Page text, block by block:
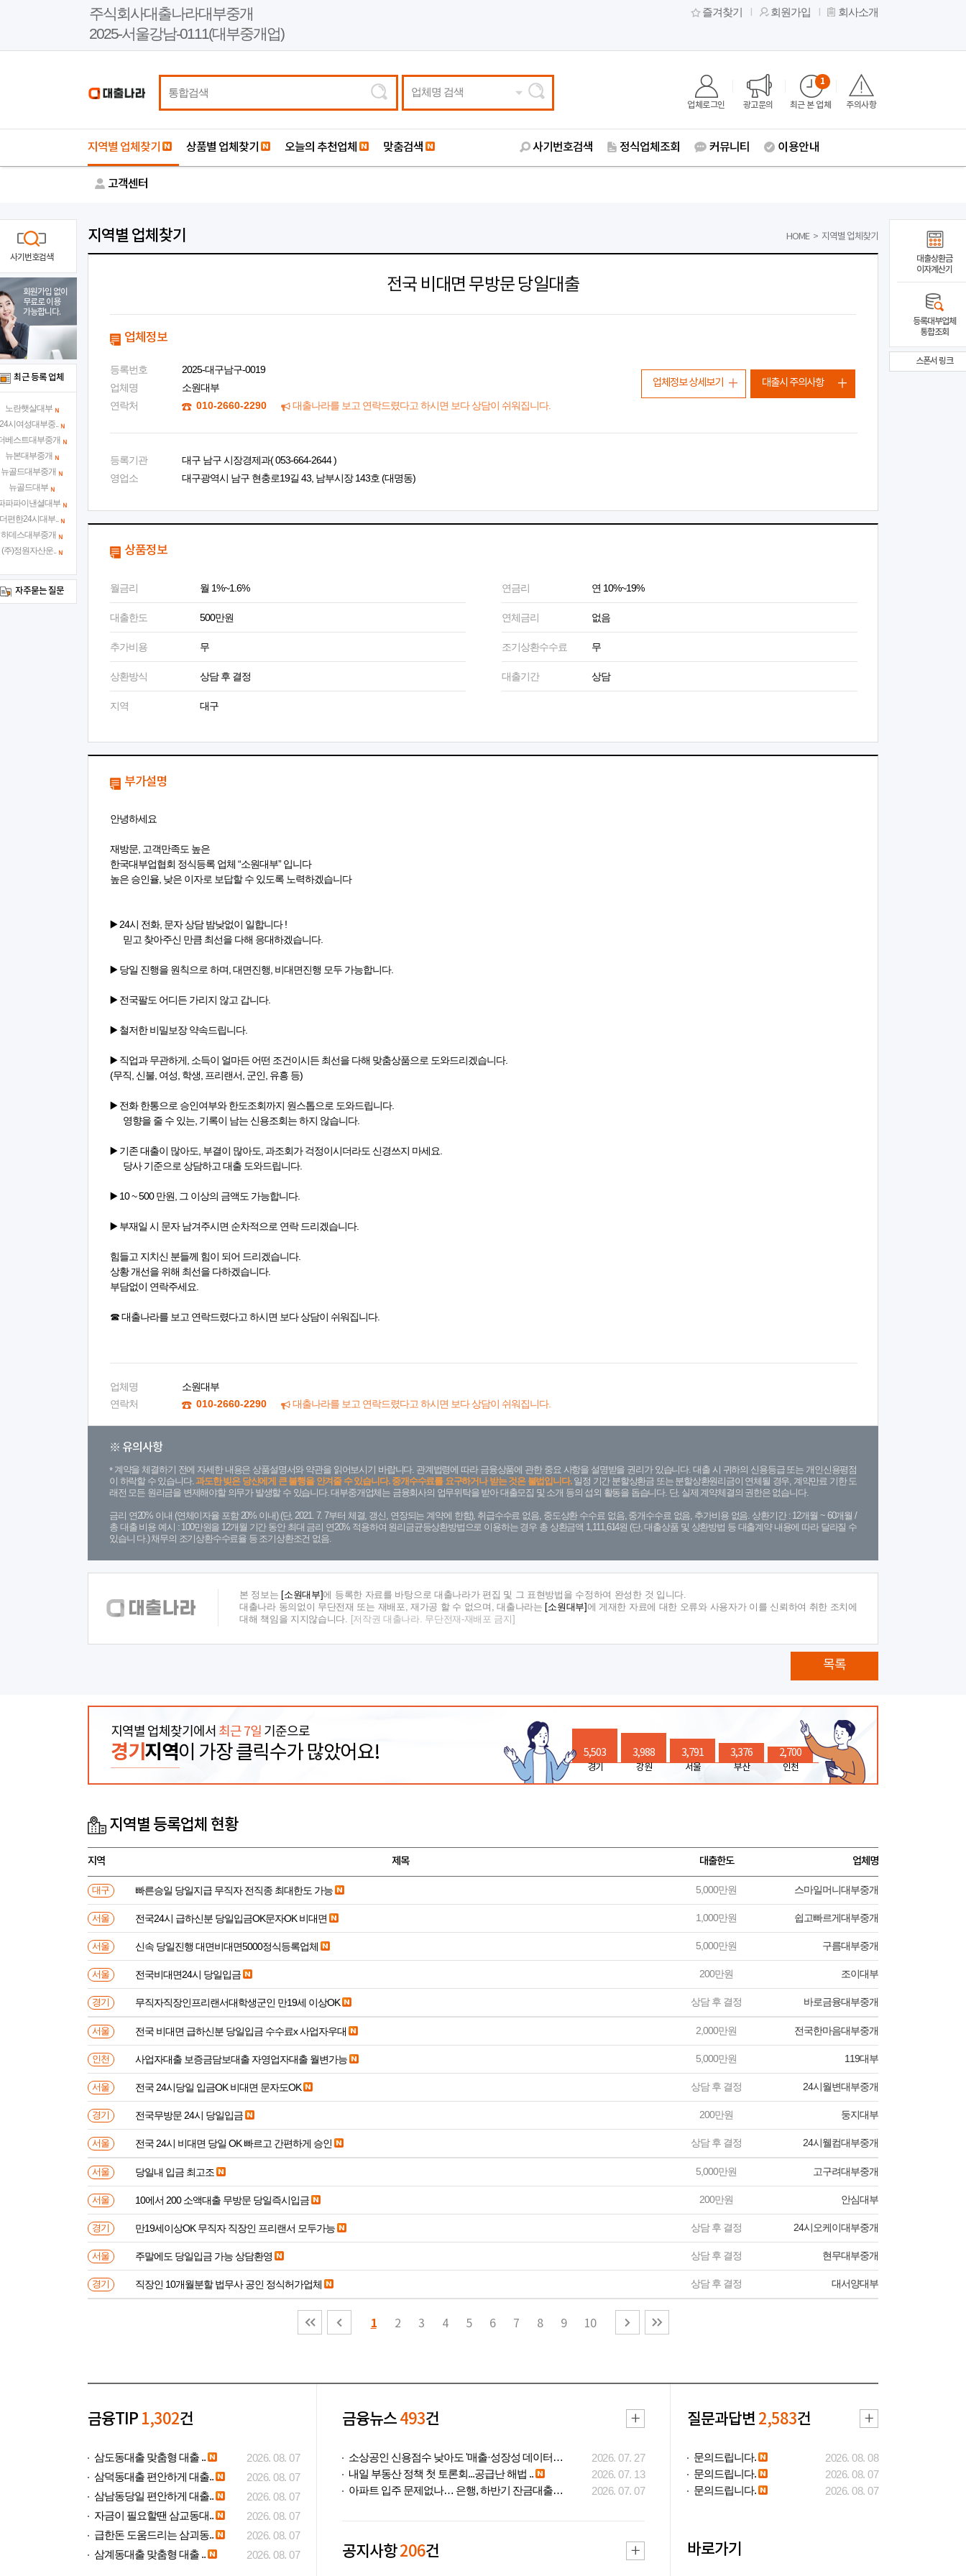
주식회사대출나라대부중개
2025-서울강남-0111(대부중개업)
즐겨찾기 회원가입 회사소개
업체명 검색
업체로그인 광고문의 최근 본 업체
1
주의사항
지역별 업체찾기 상품별 업체찾기 오늘의 추천업체 맞춤검색 사기번호검색 정식업체조회 커뮤니티 이용안내
고객센터
지역별 업체찾기 HOME > 지역별 업체찾기
전국 비대면 무방문 당일대출
업체정보
등록번호
2025-대구남구-0019
업체명
소원대부
연락처
010-2660-2290 대출나라를 보고 연락드렸다고 하시면 보다 상담이 쉬워집니다.
등록기관
대구 남구 시장경제과( 053-664-2644 )
영업소
대구광역시 남구 현충로19길 43, 남부시장 143호 (대명동)
업체정보 상세보기 대출시 주의사항
상품정보
월금리 월 1%~1.6% 연금리 연 10%~19%
대출한도 500만원 연체금리 없음
추가비용 무 조기상환수수료 무
상환방식 상담 후 결정 대출기간 상담
지역 대구
부가설명
안녕하세요
재방문, 고객만족도 높은
한국대부업협회 정식등록 업체 “소원대부” 입니다
높은 승인율, 낮은 이자로 보답할 수 있도록 노력하겠습니다
▶️ 24시 전화, 문자 상담 밤낮없이 일합니다 !
믿고 찾아주신 만큼 최선을 다해 응대하겠습니다.
▶️ 당일 진행을 원칙으로 하며, 대면진행, 비대면진행 모두 가능합니다.
▶️ 전국팔도 어디든 가리지 않고 갑니다.
▶️ 철저한 비밀보장 약속드립니다.
▶️ 직업과 무관하게, 소득이 얼마든 어떤 조건이시든 최선을 다해 맞춤상품으로 도와드리겠습니다.
(무직, 신불, 여성, 학생, 프리랜서, 군인, 유흥 등)
▶️ 전화 한통으로 승인여부와 한도조회까지 원스톱으로 도와드립니다.
영향을 줄 수 있는, 기록이 남는 신용조회는 하지 않습니다.
▶️ 기존 대출이 많아도, 부결이 많아도, 과조회가 걱정이시더라도 신경쓰지 마세요.
당사 기준으로 상담하고 대출 도와드립니다.
▶️ 10 ~ 500 만원, 그 이상의 금액도 가능합니다.
▶️ 부재일 시 문자 남겨주시면 순차적으로 연락 드리겠습니다.
힘들고 지치신 분들께 힘이 되어 드리겠습니다.
상황 개선을 위해 최선을 다하겠습니다.
부담없이 연락주세요.
☎ 대출나라를 보고 연락드렸다고 하시면 보다 상담이 쉬워집니다.
업체명
소원대부
연락처
010-2660-2290 대출나라를 보고 연락드렸다고 하시면 보다 상담이 쉬워집니다.
※ 유의사항
계약을 체결하기 전에 자세한 내용은 상품설명서와 약관을 읽어보시기 바랍니다. 관계법령에 따라 금융상품에 관한 중요 사항을 설명받을 권리가 있습니다. 대출 시 귀하의 신용등급 또는 개인신용평점
이 하락할 수 있습니다.과도한 빚은 당신에게 큰 불행을 안겨줄 수 있습니다. 중개수수료를 요구하거나 받는 것은 불법입니다.일정 기간 분할상환금 또는 분할상환원리금이 연체될 경우, 계약만료 기한 도
래전 모든 원리금을 변제해야할 의무가 발생할 수 있습니다. 대부중개업체는 금융회사의 업무위탁을 받아 대출모집 및 소개 등의 섭외 활동을 돕습니다. 단, 실제 계약체결의 권한은 없습니다.
금리 연20% 이내 (연체이자율 포함 20% 이내) (단, 2021. 7. 7부터 체결, 갱신, 연장되는 계약에 한함), 취급수수료 없음, 중도상환 수수료 없음, 중개수수료 없음, 추가비용 없음. 상환기간 : 12개월 ~ 60개월 /
총 대출 비용 예시 : 100만원을 12개월 기간 동안 최대 금리 연20% 적용하여 원리금균등상환방법으로 이용하는 경우 총 상환금액 1,111,614원 (단, 대출상품 및 상환방법 등 대출계약 내용에 따라 달라질 수
있습니 다.) 채무의 조기상환수수료율 등 조기상환조건 없음.
본 정보는 [소원대부]에 등록한 자료를 바탕으로 대출나라가 편집 및 그 표현방법을 수정하여 완성한 것 입니다.
대출나라 동의없이 무단전재 또는 재배포, 재가공 할 수 없으며, 대출나라는
[소원대부] 에 게재한 자료에 대한 오류와 사용자가 이를 신뢰하여 취한 조치에
대해 책임을 지지않습니다.
[저작권 대출나라. 무단전재-재배포 금지]
목록
지역별 업체찾기에서 최근 7일 기준으로
경기 지역이 가장 클릭수가 많았어요! 5,503
경기
3,988
강원
3,791
서울
3,376
부산
2,700
인천
지역별 등록업체 현황
지역 제목 대출한도 업체명
대구 빠른승일 당일지급 무직자 전직종 최대한도 가능 5,000만원 스마일머니대부중개
서울 전국24시 급하신분 당일입금OK문자OK 비대면 1,000만원 쉽고빠르게대부중개
서울 신속 당일진행 대면비대면5000정식등록업체 5,000만원 구름대부중개
서울 전국비대면24시 당일입금 200만원 조이대부
경기 무직자직장인프리랜서대학생군인 만19세 이상OK 상담 후 결정 바로금융대부중개
서울 전국 비대면 급하신분 당일입금 수수료x 사업자우대 2,000만원 전국한마음대부중개
인천 사업자대출 보증금담보대출 자영업자대출 월변가능 5,000만원 119대부
서울 전국 24시당일 입금OK 비대면 문자도OK 상담 후 결정 24시월변대부중개
경기 전국무방문 24시 당일입금 200만원 둥지대부
서울 전국 24시 비대면 당일 OK 빠르고 간편하게 승인 상담 후 결정 24시웰컴대부중개
서울 당일내 입금 최고조 5,000만원 고구려대부중개
서울 10에서 200 소액대출 무방문 당일즉시입금 200만원 안심대부
경기 만19세이상OK 무직자 직장인 프리랜서 모두가능 상담 후 결정 24시오케이대부중개
서울 주말에도 당일입금 가능 상담환영 상담 후 결정 현무대부중개
경기 직장인 10개월분할 법무사 공인 정식허가업체 상담 후 결정 대서양대부
1 2 3 4 5 6 7 8 9 10
사기번호검색
회원가입 없이
무료로 이용
가능합니다.
최근 등록 업체
노란햇살대부
시여성대부중..
베스트대부중개
뉴본대부중개
뉴골드대부중개
뉴골드대부
파파이낸셜대부
편한24시대부..
하데스대부중개
(주)정원자산운..
자주묻는 질문
대출상환금
이자계산기
등록대부업체
통합조회
스폰서 링크
금융TIP 1,302건
삼도동대출 맞춤형 대출 ..
2026. 08. 07
삼덕동대출 편안하게 대출..
2026. 08. 07
삼남동당일 편안하게 대출..
2026. 08. 07
자금이 필요할땐 삼교동대..
2026. 08. 07
급한돈 도움드리는 삼괴동..
2026. 08. 07
삼계동대출 맞춤형 대출 ..
2026. 08. 07
금융뉴스493건
소상공인 신용점수 낮아도 '매출·성장성 데이터..
2026. 07. 27
내일 부동산 정책 첫 토론회...공급난 해법 ..
2026. 07. 13
아파트 입주 문제없나… 은행, 하반기 잔금대출..
2026. 07. 07
공지사항206건
질문과답변 2,583건
문의드립니다.
2026. 08. 08
문의드립니다.
2026. 08. 07
문의드립니다.
2026. 08. 07
바로가기